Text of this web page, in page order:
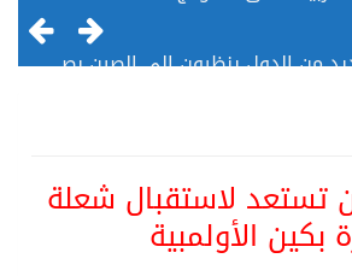
الناس في العديد من الدول ينظرون إلى الصين بصورة أكثر إيجابية من الولايات المتحدة
تستعد لاستقبال شعلة
بكين الأولمبية